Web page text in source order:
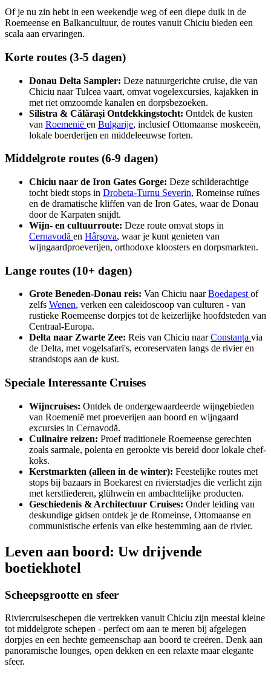
Of je nu zin hebt in een weekendje weg of een diepe duik in de
Roemeense en Balkancultuur, de routes vanuit Chiciu bieden een
scala aan ervaringen.
Korte routes (3-5 dagen)
Donau Delta Sampler: Deze natuurgerichte cruise, die van
Chiciu naar Tulcea vaart, omvat vogelexcursies, kajakken in
met riet omzoomde kanalen en dorpsbezoeken.
Silistra & Călărași Ontdekkingstocht: Ontdek de kusten
van Roemenië en Bulgarije, inclusief Ottomaanse moskeeën,
lokale boerderijen en middeleeuwse forten.
Middelgrote routes (6-9 dagen)
Chiciu naar de Iron Gates Gorge: Deze schilderachtige
tocht biedt stops in Drobeta-Turnu Severin, Romeinse ruïnes
en de dramatische kliffen van de Iron Gates, waar de Donau
door de Karpaten snijdt.
Wijn- en cultuurroute: Deze route omvat stops in
Cernavodă en Hârşova, waar je kunt genieten van
wijngaardproeverijen, orthodoxe kloosters en dorpsmarkten.
Lange routes (10+ dagen)
Grote Beneden-Donau reis: Van Chiciu naarBoedapestof
zelfs Wenen, verken een caleidoscoop van culturen - van
rustieke Roemeense dorpjes tot de keizerlijke hoofdsteden van
Centraal-Europa.
Delta naar Zwarte Zee: Reis van Chiciu naarConstanța via
de Delta, met vogelsafari's, ecoreservaten langs de rivier en
strandstops aan de kust.
Speciale Interessante Cruises
Wijncruises: Ontdek de ondergewaardeerde wijngebieden
van Roemenië met proeverijen aan boord en wijngaard
excursies in Cernavodă.
Culinaire reizen: Proef traditionele Roemeense gerechten
zoals sarmale, polenta en gerookte vis bereid door lokale chef-
koks.
Kerstmarkten (alleen in de winter): Feestelijke routes met
stops bij bazaars in Boekarest en rivierstadjes die verlicht zijn
met kerstliederen, glühwein en ambachtelijke producten.
Geschiedenis & Architectuur Cruises: Onder leiding van
deskundige gidsen ontdek je de Romeinse, Ottomaanse en
communistische erfenis van elke bestemming aan de rivier.
Leven aan boord: Uw drijvende
boetiekhotel
Scheepsgrootte en sfeer
Riviercruiseschepen die vertrekken vanuit Chiciu zijn meestal kleine
tot middelgrote schepen - perfect om aan te meren bij afgelegen
dorpjes en een hechte gemeenschap aan boord te creëren. Denk aan
panoramische lounges, open dekken en een relaxte maar elegante
sfeer.